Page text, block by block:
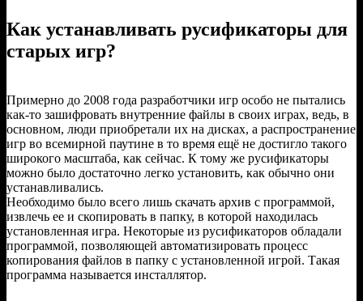
Как устанавливать русификаторы для
старых игр?
Примерно до 2008 года разработчики игр особо не пытались
как-то зашифровать внутренние файлы в своих играх, ведь, в
основном, люди приобретали их на дисках, а распространение
игр во всемирной паутине в то время ещё не достигло такого
широкого масштаба, как сейчас. К тому же русификаторы
можно было достаточно легко установить, как обычно они
устанавливались.
Необходимо было всего лишь скачать архив с программой,
извлечь ее и скопировать в папку, в которой находилась
установленная игра. Некоторые из русификаторов обладали
программой, позволяющей автоматизировать процесс
копирования файлов в папку с установленной игрой. Такая
программа называется инсталлятор.